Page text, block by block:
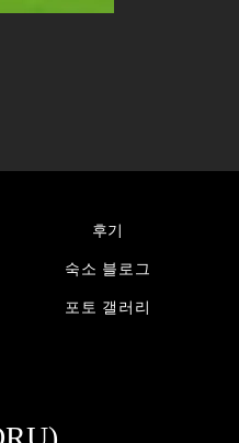
후기
숙소 블로그
포토 갤러리